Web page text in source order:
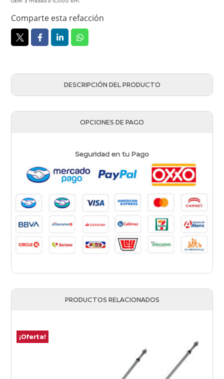
Comparte esta refacción
DESCRIPCIÓN DEL PRODUCTO
OPCIONES DE PAGO
Seguridad en tu Pago
PRODUCTOS RELACIONADOS
¡Oferta!